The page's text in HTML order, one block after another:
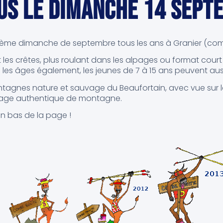
LE DIMANCHE 14
dimanche de septembre tous les ans à Granier
crêtes, plus roulant dans les alpages ou format
âges également, les jeunes de 7 à 15 ans peuvent
nature et sauvage du Beaufortain, avec vue sur
authentique de montagne.
bas de la page !